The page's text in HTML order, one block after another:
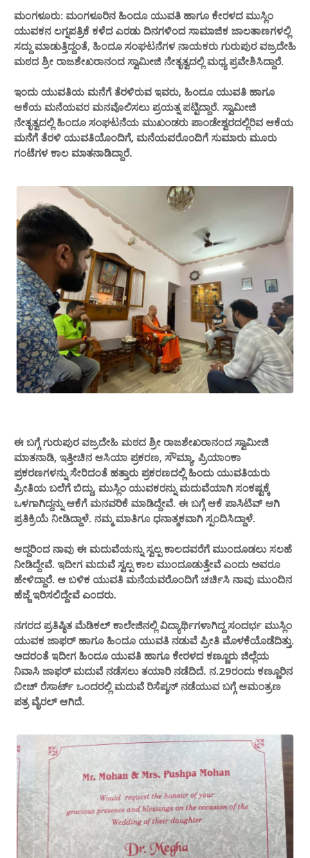
ಮಂಗಳೂರು: ಮಂಗಳೂರಿನ ಹಿಂದೂ ಯುವತಿ ಹಾಗೂ ಕೇರಳದ ಮುಸ್ಲಿಂ
ಯುವಕನ ಲಗ್ನಪತ್ರಿಕೆ ಕಳೆದ ಎರಡು ದಿನಗಳಿಂದ ಸಾಮಾಜಿಕ ಜಾಲತಾಣಗಳಲ್ಲಿ
ಸದ್ದು ಮಾಡುತ್ತಿದ್ದಂತೆ, ಹಿಂದೂ ಸಂಘಟನೆಗಳ ನಾಯಕರು ಗುರುಪುರ ವಜ್ರದೇಹಿ
ಮಠದ ಶ್ರೀ ರಾಜಶೇಖರಾನಂದ ಸ್ವಾಮೀಜಿ ನೇತೃತ್ವದಲ್ಲಿ ಮಧ್ಯ ಪ್ರವೇಶಿಸಿದ್ದಾರೆ.
ಇಂದು ಯುವತಿಯ ಮನೆಗೆ ತೆರಳಿರುವ ಇವರು, ಹಿಂದೂ ಯುವತಿ ಹಾಗೂ
ಆಕೆಯ ಮನೆಯವರ ಮನವೊಲಿಸಲು ಪ್ರಯತ್ನ ಪಟ್ಟಿದ್ದಾರೆ. ಸ್ವಾಮೀಜಿ
ನೇತೃತ್ವದಲ್ಲಿ ಹಿಂದೂ ಸಂಘಟನೆಯ‌ ಮುಖಂಡರು ಪಾಂಡೇಶ್ವರದಲ್ಲಿರಿವ ಆಕೆಯ
ಮನೆಗೆ ತೆರಳಿ ಯುವತಿಯೊಂದಿಗೆ, ಮನೆಯವರೊಂದಿಗೆ ಸುಮಾರು ಮೂರು
ಗಂಟೆಗಳ ಕಾಲ ಮಾತನಾಡಿದ್ದಾರೆ.
ಈ ಬಗ್ಗೆ ಗುರುಪುರ ವಜ್ರದೇಹಿ ಮಠದ ಶ್ರೀ ರಾಜಶೇಖರಾನಂದ ಸ್ವಾಮೀಜಿ
ಮಾತನಾಡಿ, ಇತ್ತೀಚಿನ ಆಸಿಯಾ ಪ್ರಕರಣ, ಸೌಮ್ಯಾ, ಪ್ರಿಯಾಂಕಾ
ಪ್ರಕರಣಗಳನ್ನು ಸೇರಿದಂತೆ ಹತ್ತಾರು ಪ್ರಕರಣದಲ್ಲಿ ಹಿಂದು ಯುವತಿಯರು
ಪ್ರೀತಿಯ ಬಲೆಗೆ ಬಿದ್ದು, ಮುಸ್ಲಿಂ ಯುವಕರನ್ನು ಮದುವೆಯಾಗಿ ಸಂಕಷ್ಟಕ್ಕೆ
ಒಳಗಾಗಿದ್ದನ್ನು ಆಕೆಗೆ ಮನವರಿಕೆ ಮಾಡಿದ್ದೇವೆ. ಈ ಬಗ್ಗೆ ಆಕೆ ಪಾಸಿಟಿವ್ ಆಗಿ
ಪ್ರತಿಕ್ರಿಯೆ ನೀಡಿದ್ದಾಳೆ. ನಮ್ಮ ಮಾತಿಗೂ ಧನಾತ್ಮಕವಾಗಿ ಸ್ಪಂದಿಸಿದ್ದಾಳೆ.
ಆದ್ದರಿಂದ ನಾವು ಈ ಮದುವೆಯನ್ನು ಸ್ವಲ್ಪ ಕಾಲದವರೆಗೆ ಮುಂದೂಡಲು ಸಲಹೆ
ನೀಡಿದ್ದೇವೆ.‌ ಇದೀಗ ಮದುವೆ ಸ್ವಲ್ಪ ಕಾಲ ಮುಂದೂಡುತ್ತೇವೆ ಎಂದು ಅವರೂ
ಹೇಳಿದ್ದಾರೆ. ಆ ಬಳಿಕ ಯುವತಿ ಮನೆಯವರೊಂದಿಗೆ ಚರ್ಚಿಸಿ ನಾವು ಮುಂದಿನ
ಹೆಜ್ಜೆ ಇರಿಸಲಿದ್ದೇವೆ ಎಂದರು.
ನಗರದ ಪ್ರತಿಷ್ಠಿತ ಮೆಡಿಕಲ್ ಕಾಲೇಜಿನಲ್ಲಿ ವಿದ್ಯಾರ್ಥಿಗಳಾಗಿದ್ದ ಸಂದರ್ಭ ಮುಸ್ಲಿಂ
ಯುವಕ ಜಾಫರ್ ಹಾಗೂ ಹಿಂದೂ ಯುವತಿ ನಡುವೆ ಪ್ರೀತಿ ಮೊಳಕೆಯೊಡೆದಿತ್ತು.
ಅದರಂತೆ ಇದೀಗ ಹಿಂದೂ ಯುವತಿ ಹಾಗೂ ಕೇರಳದ ಕಣ್ಣೂರು ಜಿಲ್ಲೆಯ
ನಿವಾಸಿ ಜಾಫರ್ ಮದುವೆ ನಡೆಸಲು ತಯಾರಿ ನಡೆದಿದೆ. ನ.29ರಂದು ಕಣ್ಣೂರಿನ
ಬೀಚ್ ರೆಸಾರ್ಟ್ ಒಂದರಲ್ಲಿ ಮದುವೆ ರಿಸೆಪ್ಶನ್ ನಡೆಯುವ ಬಗ್ಗೆ ಆಮಂತ್ರಣ
ಪತ್ರ ವೈರಲ್ ಆಗಿದೆ.